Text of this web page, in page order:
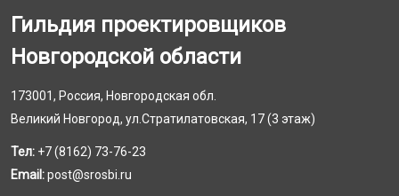
Гильдия проектировщиков
Новгородской области
173001, Россия, Новгородская обл.
Великий Новгород, ул.Стратилатовская, 17 (3 этаж)
Тел: +7 (8162) 73-76-23
Email:post@srosbi.ru